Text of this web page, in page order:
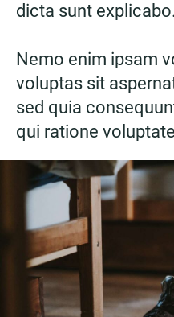
dicta sunt explicabo.
Nemo enim ipsam
voluptas sit
sed quia
qui ratione